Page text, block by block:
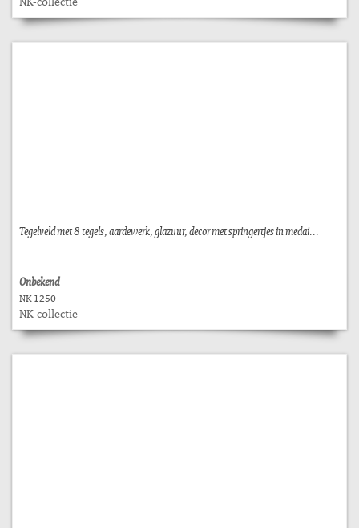
Tegelveld met 8 tegels, aardewerk, glazuur, decor met springertjes in medai...
Onbekend
NK 1250
NK-collectie